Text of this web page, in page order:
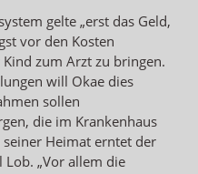
gelte „erst das Geld,
vor den Kosten
zum Arzt zu bringen.
will Okae dies
sollen
die im Krankenhaus
Heimat erntet der
„Vor allem die